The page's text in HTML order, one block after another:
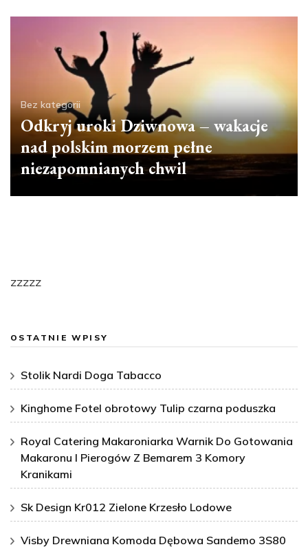
Bez kategorii
Odkryj uroki Dziwnowa – wakacje
nad polskim morzem pełne
niezapomnianych chwil
zzzzz
OSTATNIE WPISY
Stolik Nardi Doga Tabacco
Kinghome Fotel obrotowy Tulip czarna poduszka
Royal Catering Makaroniarka Warnik Do Gotowania
Makaronu I Pierogów Z Bemarem 3 Komory
Kranikami
Sk Design Kr012 Zielone Krzesło Lodowe
Visby Drewniana Komoda Dębowa Sandemo 3S80